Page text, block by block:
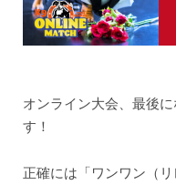
オンライン大会、最後
す！
正確には「ワンワン（